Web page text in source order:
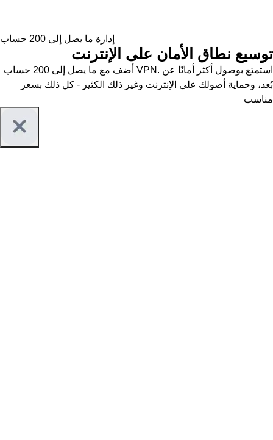
إدارة ما يصل إلى 200 حساب
توسيع نطاق الأمان على الإنترنت
أضف مع ما يصل إلى 200 حساب VPN. استمتع بوصول أكثر أمانًا عن
بُعد، وحماية أصولك على الإنترنت وغير ذلك الكثير - كل ذلك بسعر
مناسب